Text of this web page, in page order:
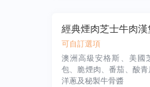
經典煙肉芝士牛肉漢
可自訂選項
澳洲高級安格斯、美國
包、脆煙肉、番茄、酸青
洋蔥及秘製牛骨醬